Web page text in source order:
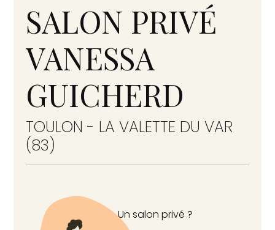
SALON PRIVÉ
VANESSA
GUICHERD
TOULON - LA VALETTE DU VAR
(83)
Un salon privé ?